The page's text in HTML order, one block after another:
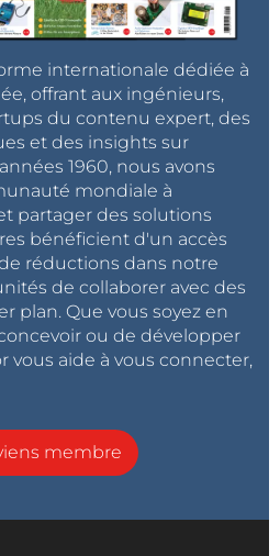
filtre permet au dispositif
haut-parleur, ne
de sortie passe-bas, ce qui
coûts du système et la
»
pour le découplage du bruit
R2, R3, C4 et C5 sont
le signal audio de sortie vers
ils forment des filtres RC
le bruit basse fréquence. La
de référence du circuit
P2 sont des connecteurs XH
droit qui sont utilisés pour
internationale dédiée à
offrant aux ingénieurs,
du contenu expert, des
et des insights sur
1960, nous avons
mondiale à
partager des solutions
bénéficient d'un accès
réductions dans notre
de collaborer avec des
plan. Que vous soyez en
ou de développer
vous aide à vous connecter,
membre